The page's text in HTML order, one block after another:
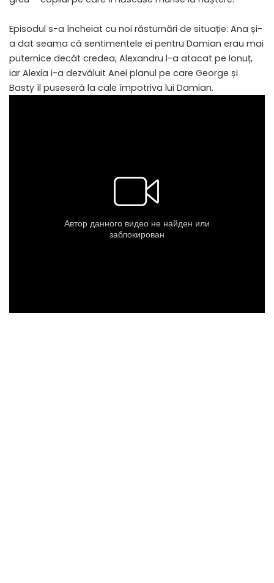
Episodul s-a încheiat cu noi răsturnări de situație: Ana și-
a dat seama că sentimentele ei pentru Damian erau mai
puternice decât credea, Alexandru l-a atacat pe Ionuț,
iar Alexia i-a dezvăluit Anei planul pe care George și
Basty îl puseseră la cale împotriva lui Damian.